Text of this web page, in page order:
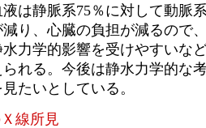
は静脈系75％に対して動脈
り、心臓の負担が減るので
力学的影響を受けやすいな
れる。今後は静水力学的な
たいとしている。
線所見